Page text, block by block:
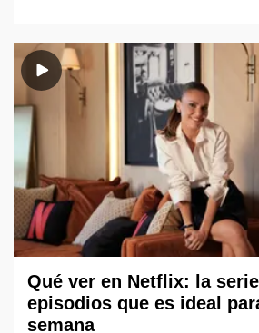
Qué ver en Netflix: la
episodios que es ideal
semana